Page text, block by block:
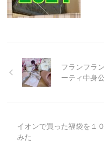
フランフラ
ーティ中身
イオンで買った福袋を１
みた